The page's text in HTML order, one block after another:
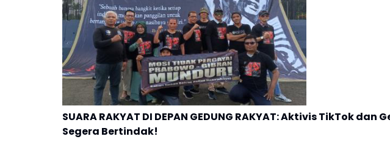
SUARA RAKYAT DI DEPAN GEDUNG RAKYAT: Aktivis TikTok
Segera Bertindak!